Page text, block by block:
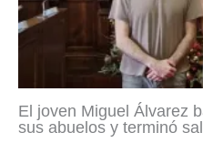
El joven Miguel Álvarez
sus abuelos y terminó